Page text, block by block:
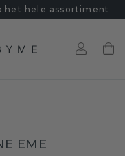
het hele assortiment
EME